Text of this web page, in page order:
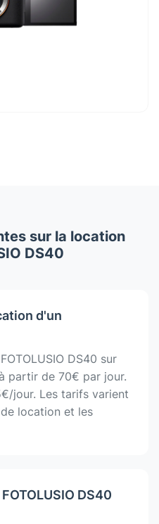
sur la location
DS40
d'un
DS40 sur
partir de 70€ par jour.
jour. Les tarifs varient
location et les
DS40